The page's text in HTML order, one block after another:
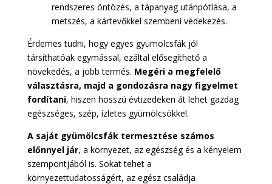
rendszeres öntözés, a tápanyag utánpótlása, a
metszés, a kártevőkkel szembeni védekezés.
Érdemes tudni, hogy egyes gyümölcsfák jól
társíthatóak egymással, ezáltal elősegíthető a
növekedés, a jobb termés. Megéri a megfelelő
választásra, majd a gondozásra nagy figyelmet
fordítani, hiszen hosszú évtizedeken át lehet gazdag
egészséges, szép, ízletes gyümölcsökkel.
A saját gyümölcsfák termesztése számos
előnnyel jár, a környezet, az egészség és a kényelem
szempontjából is. Sokat tehet a
környezettudatosságért, az egész családja